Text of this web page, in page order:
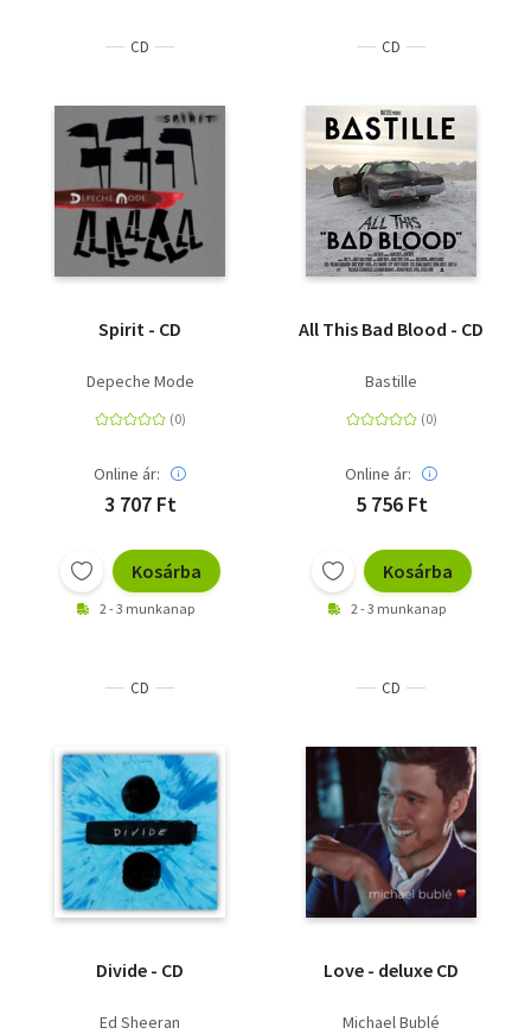
CD
Spirit - CD
Depeche Mode
Online ár:
3 707 Ft
Kosárba
2 - 3 munkanap
CD
All This Bad Blood - CD
Bastille
Online ár:
5 756 Ft
Kosárba
2 - 3 munkanap
CD
Divide - CD
Ed Sheeran
CD
Love - deluxe CD
Michael Bublé